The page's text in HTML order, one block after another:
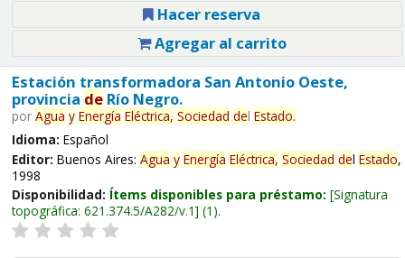
Hacer reserva
Agregar al carrito
Estación transformadora San Antonio Oeste,
provincia deRío Negro.
por Agua y Energía Eléctrica, Sociedad del Estado.
Idioma: Español
Editor: Buenos Aires: Agua y Energía Eléctrica, Sociedad del Estado,
1998
Disponibilidad: Ítems disponibles para préstamo: Signatura
topográfica: 621.374.5/A282/v.1 (1).